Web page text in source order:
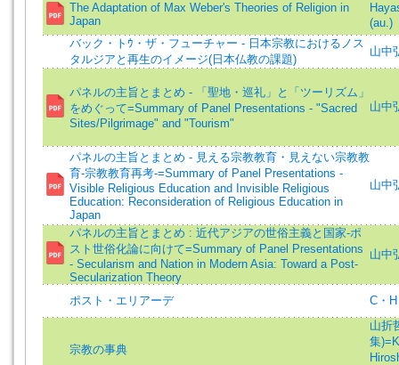
The Adaptation of Max Weber's Theories of Religion in
Japan
(au.)
バック・トｳ・ザ・フューチャー - 日本宗教におけるノス
タルジアと再生のイメージ(日本仏教の課題)
山中
パネルの主旨とまとめ - 「聖地・巡礼」と「ツーリズム」
をめぐって=Summary of Panel Presentations - "Sacred
Sites/Pilgrimage" and "Tourism"
山中
パネルの主旨とまとめ - 見える宗教教育・見えない宗教教
育-宗教教育再考-=Summary of Panel Presentations -
Visible Religious Education and Invisible Religious
Education: Reconsideration of Religious Education in
Japan
山中
パネルの主旨とまとめ : 近代アジアの世俗主義と国家-ポ
スト世俗化論に向けて=Summary of Panel Presentations
- Secularism and Nation in Modern Asia: Toward a Post-
Secularization Theory
山中
ポスト・エリアーデ C・
宗教の事典
山折
集